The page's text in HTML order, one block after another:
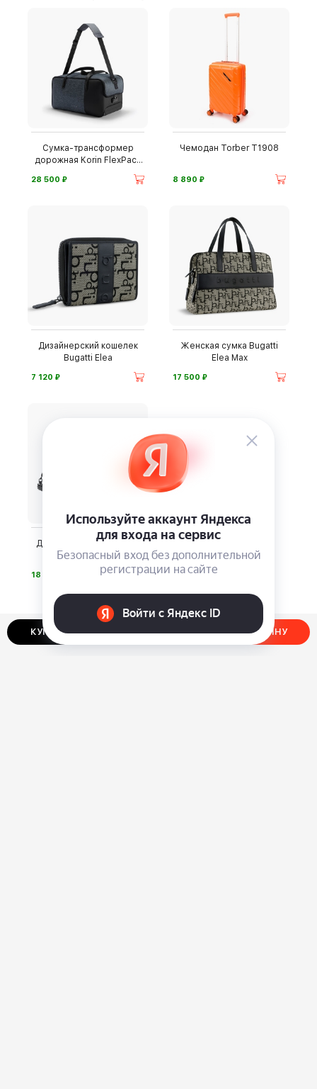
КУПИТЬ В ОДИН КЛИК ДОБАВИТЬ В КОРЗИНУ
Сумка-трансформер
дорожная Korin FlexPack
28 500 ⃏
Чемодан Torber T1908
8 890 ⃏
Дизайнерский кошелек
Bugatti Elea
7 120 ⃏
Женская сумка Bugatti
Elea Max
17 500 ⃏
Дорожная сумка Bugatti
Domani Blanc
18 880